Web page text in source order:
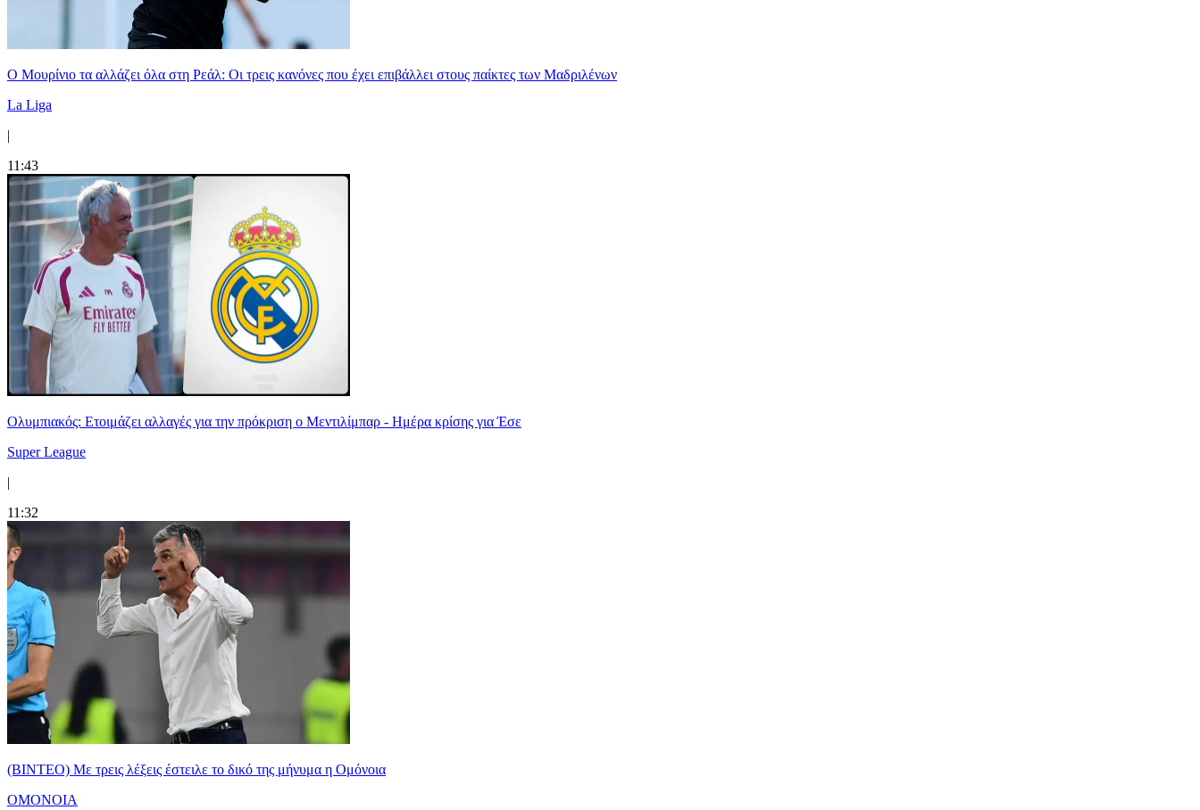
Ο Μουρίνιο τα αλλάζει όλα στη Ρεάλ: Οι τρεις κανόνες που έχει επιβάλλει στους παίκτες των Μαδριλένων
La Liga
|
11:43
Ολυμπιακός: Ετοιμάζει αλλαγές για την πρόκριση ο Μεντιλίμπαρ - Ημέρα κρίσης για Έσε
Super League
|
11:32
(ΒΙΝΤΕΟ) Με τρεις λέξεις έστειλε το δικό της μήνυμα η Ομόνοια
ΟΜΟΝΟΙΑ